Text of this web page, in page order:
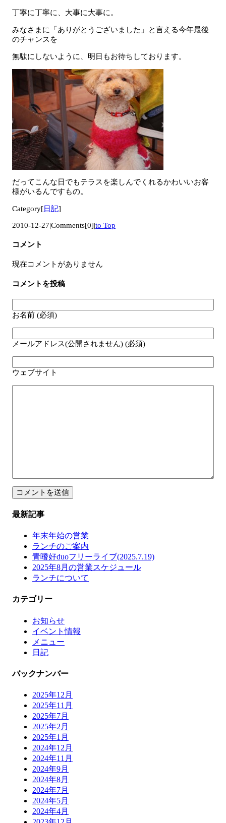
丁寧に丁寧に、大事に大事に。
みなさまに「ありがとうございました」と言える今年最後
のチャンスを
無駄にしないように、明日もお待ちしております。
だってこんな日でもテラスを楽しんでくれるかわいいお客
様がいるんですもの。
Category[日記]
2010-12-27|Comments[0]|to Top
コメント
現在コメントがありません
コメントを投稿
お名前 (必須)
メールアドレス(公開されません) (必須)
ウェブサイト
最新記事
年末年始の営業
ランチのご案内
青嗜好duoフリーライブ(2025.7.19)
2025年8月の営業スケジュール
ランチについて
カテゴリー
お知らせ
イベント情報
メニュー
日記
バックナンバー
2025年12月
2025年11月
2025年7月
2025年2月
2025年1月
2024年12月
2024年11月
2024年9月
2024年8月
2024年7月
2024年5月
2024年4月